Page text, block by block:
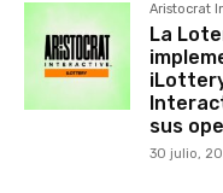
Aristocrat
La
sus
30 julio,